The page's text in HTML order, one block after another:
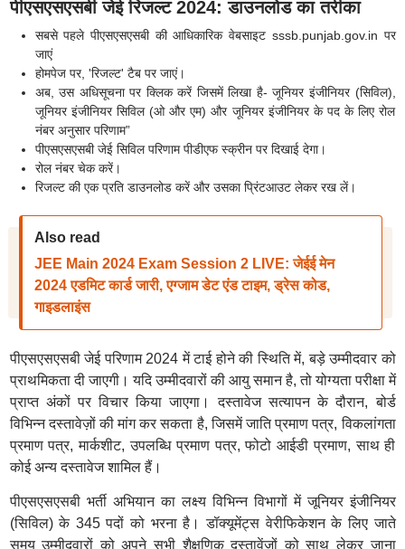
पीएसएसएसबी जेई रिजल्ट 2024: डाउनलोड का तरीका
सबसे पहले पीएसएसएसबी की आधिकारिक वेबसाइट sssb.punjab.gov.in पर
जाएं
होमपेज पर, 'रिजल्ट' टैब पर जाएं।
अब, उस अधिसूचना पर क्लिक करें जिसमें लिखा है- जूनियर इंजीनियर (सिविल),
जूनियर इंजीनियर सिविल (ओ और एम) और जूनियर इंजीनियर के पद के लिए रोल
नंबर अनुसार परिणाम”
पीएसएसएसबी जेई सिविल परिणाम पीडीएफ स्क्रीन पर दिखाई देगा।
रोल नंबर चेक करें।
रिजल्ट की एक प्रति डाउनलोड करें और उसका प्रिंटआउट लेकर रख लें।
Also read
JEE Main 2024 Exam Session 2 LIVE: जेईई मेन
2024 एडमिट कार्ड जारी, एग्जाम डेट एंड टाइम, ड्रेस कोड,
गाइडलाइंस
पीएसएसएसबी जेई परिणाम 2024 में टाई होने की स्थिति में, बड़े उम्मीदवार को
प्राथमिकता दी जाएगी। यदि उम्मीदवारों की आयु समान है, तो योग्यता परीक्षा में
प्राप्त अंकों पर विचार किया जाएगा। दस्तावेज सत्यापन के दौरान, बोर्ड
विभिन्न दस्तावेज़ों की मांग कर सकता है, जिसमें जाति प्रमाण पत्र, विकलांगता
प्रमाण पत्र, मार्कशीट, उपलब्धि प्रमाण पत्र, फोटो आईडी प्रमाण, साथ ही
कोई अन्य दस्तावेज शामिल हैं।
पीएसएसएसबी भर्ती अभियान का लक्ष्य विभिन्न विभागों में जूनियर इंजीनियर
(सिविल) के 345 पदों को भरना है। डॉक्यूमेंट्स वेरीफिकेशन के लिए जाते
समय उम्मीदवारों को अपने सभी शैक्षणिक दस्तावेंजों को साथ लेकर जाना